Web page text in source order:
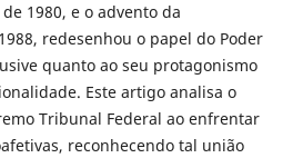
1980, e o advento da
redesenhou o papel do Poder
quanto ao seu protagonismo
Este artigo analisa o
Tribunal Federal ao enfrentar
reconhecendo tal união